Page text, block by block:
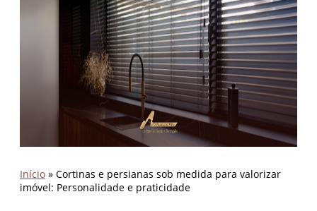
Início » Cortinas e persianas sob medida para valorizar
imóvel: Personalidade e praticidade